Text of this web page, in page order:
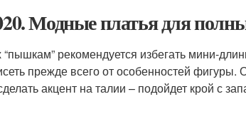
Модные платья для
рекомендуется избегать мини-
прежде всего от особенностей фигуры.
акцент на талии – подойдет крой с